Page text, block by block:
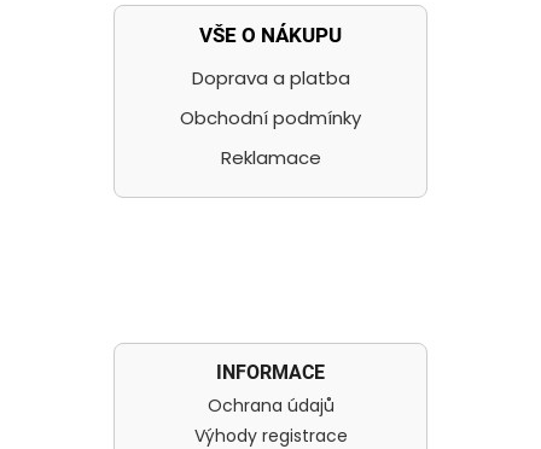
VŠE O NÁKUPU
Doprava a platba
Obchodní podmínky
Reklamace
INFORMACE
Ochrana údajů
Výhody registrace